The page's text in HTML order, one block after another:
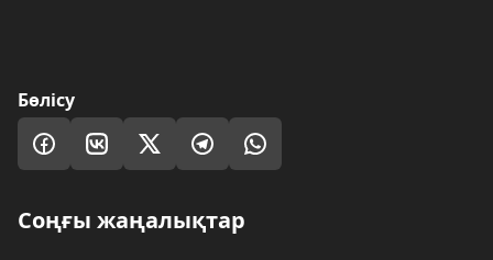
Бөлісу
Соңғы жаңалықтар